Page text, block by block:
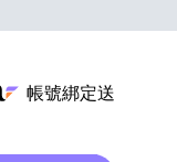
帳號綁定送